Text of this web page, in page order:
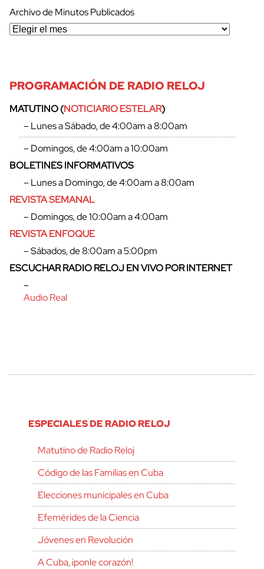
Archivo de Minutos Publicados
PROGRAMACIÓN DE RADIO RELOJ
MATUTINO (NOTICIARIO ESTELAR)
– Lunes a Sábado, de 4:00am a 8:00am
– Domingos, de 4:00am a 10:00am
BOLETINES INFORMATIVOS
– Lunes a Domingo, de 4:00am a 8:00am
REVISTA SEMANAL
– Domingos, de 10:00am a 4:00am
REVISTA ENFOQUE
– Sábados, de 8:00am a 5:00pm
ESCUCHAR RADIO RELOJ EN VIVO POR INTERNET
–
Audio Real
ESPECIALES DE RADIO RELOJ
Matutino de Radio Reloj
Código de las Familias en Cuba
Elecciones municipales en Cuba
Efemérides de la Ciencia
Jóvenes en Revolución
A Cuba, ¡ponle corazón!